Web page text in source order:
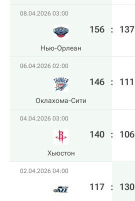
08.04.2026 03:00
Нью-Орлеан
156 : 137
06.04.2026 02:00
Оклахома-Сити
146 : 111
04.04.2026 03:00
Хьюстон
140 : 106
02.04.2026 04:00
117 : 130